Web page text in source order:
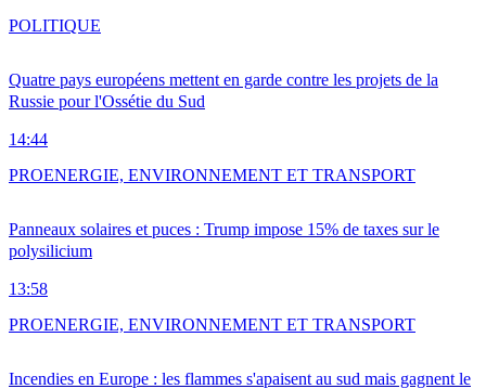
Quatre pays européens mettent en garde contre les projets de la
Russie pour l'Ossétie du Sud
14:44
POLITIQUE
Panneaux solaires et puces : Trump impose 15% de taxes sur le
polysilicium
13:58
PROENERGIE, ENVIRONNEMENT ET TRANSPORT
Incendies en Europe : les flammes s'apaisent au sud mais gagnent le
PROENERGIE, ENVIRONNEMENT ET TRANSPORT